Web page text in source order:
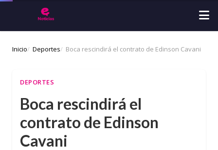
Inicio Deportes Boca rescindirá el contrato de Edinson Cavani
DEPORTES
Boca rescindirá el
contrato de Edinson
Cavani